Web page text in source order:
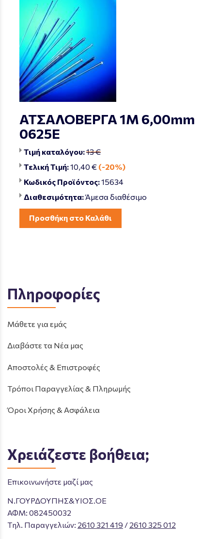
ΑΤΣΑΛΟΒΕΡΓΑ 1Μ 6,00mm
0625Ε
Τιμή καταλόγου:13 €
Τελική Τιμή:10,40 € (-20%)
Κωδικός Προϊόντος:15634
Διαθεσιμότητα:Άμεσα διαθέσιμο
Προσθήκη στο Καλάθι
Πληροφορίες
Μάθετε για εμάς
Διαβάστε τα Νέα μας
Αποστολές & Επιστροφές
Τρόποι Παραγγελίας & Πληρωμής
Όροι Χρήσης & Ασφάλεια
Χρειάζεστε βοήθεια;
Επικοινωνήστε μαζί μας
Ν.ΓΟΥΡΔΟΥΠΗΣ&ΥΙΟΣ.ΟΕ
ΑΦΜ: 082450032
Tηλ. Παραγγελιών: 2610 321 419 / 2610 325 012